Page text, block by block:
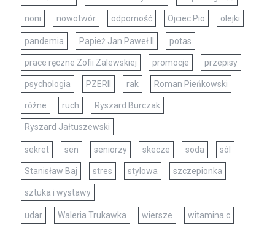
noni nowotwór odporność Ojciec Pio olejki
pandemia Papież Jan Paweł II potas
prace ręczne Zofii Zalewskiej promocje przepisy
psychologia PZERII rak Roman Pieńkowski
różne ruch Ryszard Burczak
Ryszard Jałtuszewski
sekret sen seniorzy skecze soda sól
Stanisław Baj stres stylowa szczepionka
sztuka i wystawy
udar Waleria Trukawka wiersze witamina c